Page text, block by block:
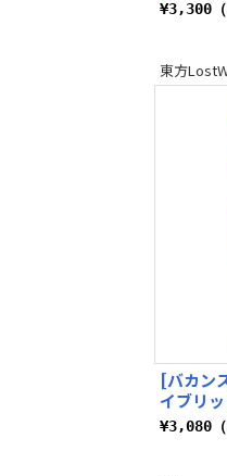
¥3,300（
東方
[バカン
イブリ
¥3,080（